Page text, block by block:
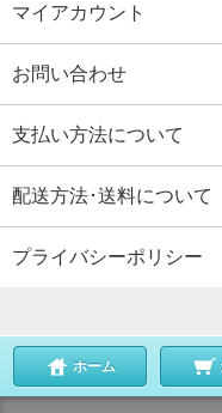
マイアカウント
お問い合わせ
支払い方法について
配送方法･送料について
プライバシーポリシー
ホーム